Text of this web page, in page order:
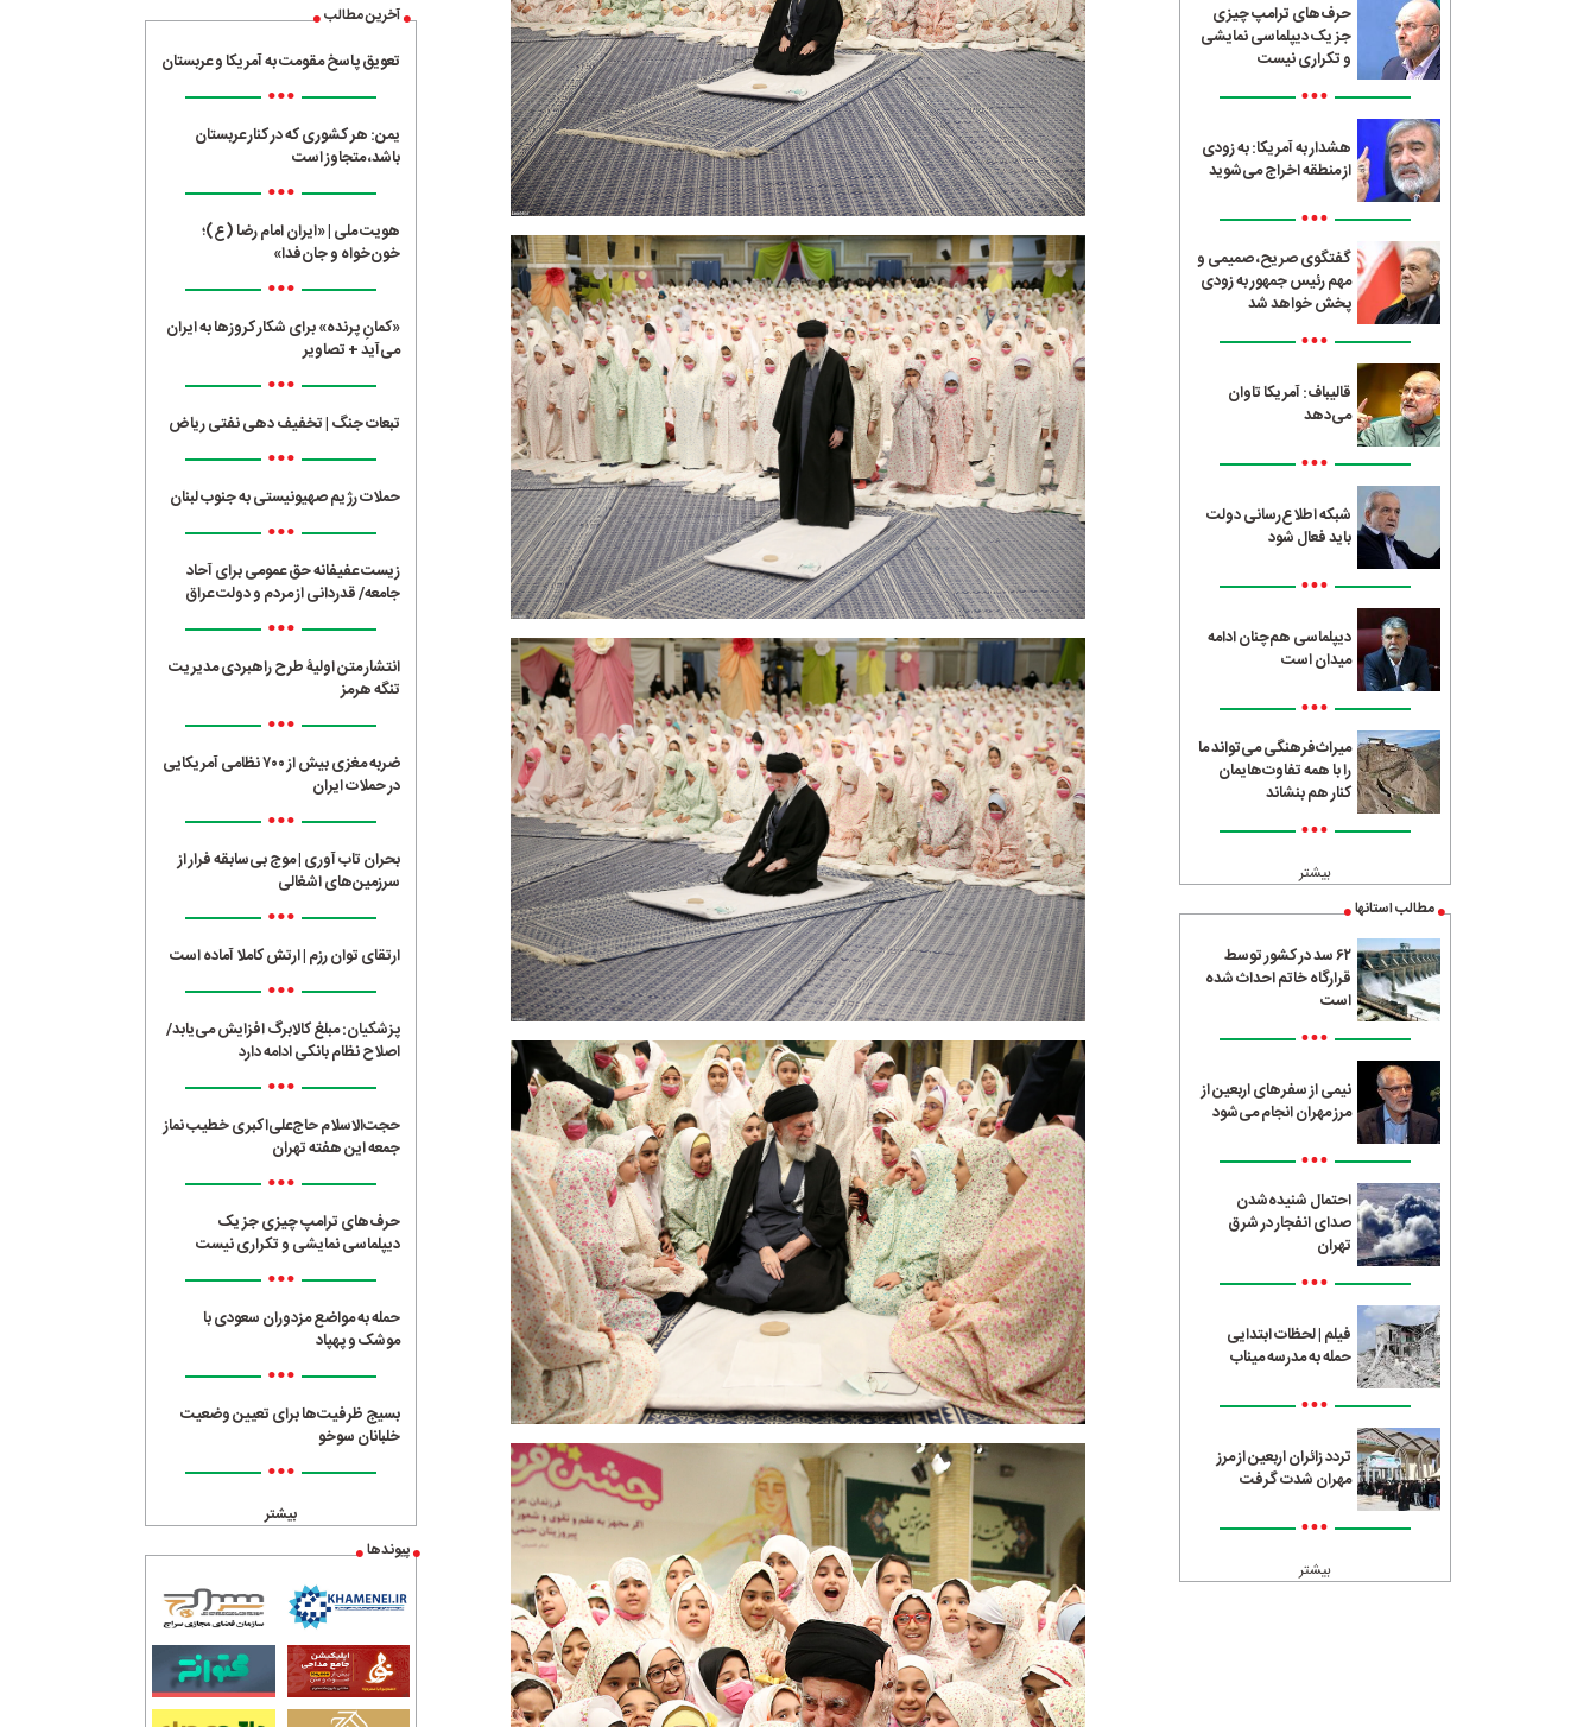
حرف‌های ترامپ چیزی
جز یک دیپلماسی نمایشی
و تکراری نیست
•••
هشدار به آمریکا: به زودی
از منطقه اخراج می‌شوید
•••
گفتگوی صریح، صمیمی و
مهم رئیس جمهور به زودی
پخش خواهد شد
•••
قالیباف: آمریکا تاوان
می‌دهد
•••
شبکه اطلاع‌رسانی دولت
باید فعال شود
•••
دیپلماسی هم‌چنان ادامه
میدان است
•••
میراث‌فرهنگی می‌تواند ما
را با همه تفاوت‌هایمان
کنار هم بنشاند
•••
بیشتر
مطالب استانها
۶۲ سد در کشور توسط
قرارگاه خاتم احداث شده
است
•••
نیمی از سفرهای اربعین از
مرز مهران انجام می‌شود
•••
احتمال شنیده‌شدن
صدای انفجار در شرق
تهران
•••
فیلم | لحظات ابتدایی
حمله به مدرسه میناب
•••
تردد زائران اربعین از مرز
مهران شدت گرفت
•••
بیشتر
آخرین مطالب
تعویق پاسخ مقومت به آمریکا و عربستان
•••
یمن: هر کشوری که در کنار عربستان
باشد، متجاوز است
•••
هویت ملی | «ایران امام رضا (ع)؛
خون‌خواه و جان‌فدا»
•••
«کمانِ پرنده» برای شکار کروزها به ایران
می‌آید + تصاویر
•••
تبعات جنگ | تخفیف دهی نفتی ریاض
•••
حملات رژیم صهیونیستی به جنوب لبنان
•••
زیست عفیفانه حق عمومی برای آحاد
جامعه/ قدردانی از مردم و دولت عراق
•••
انتشار متن اولیۀ طرح راهبردی مدیریت
تنگه هرمز
•••
ضربه مغزی بیش از ۷۰۰ نظامی آمریکایی
در حملات ایران
•••
بحران تاب آوری | موج بی‌سابقه فرار از
سرزمین‌های اشغالی
•••
ارتقای توان رزم | ارتش کاملا آماده است
•••
پزشکیان: مبلغ کالابرگ افزایش می‌یابد/
اصلاح نظام بانکی ادامه دارد
•••
حجت‌الاسلام حاج‌علی‌اکبری خطیب نماز
جمعه این هفته تهران
•••
حرف‌های ترامپ چیزی جز یک
دیپلماسی نمایشی و تکراری نیست
•••
حمله به مواضع مزدوران سعودی با
موشک و پهپاد
•••
بسیج ظرفیت‌ها برای تعیین وضعیت
خلبانان سوخو
•••
بیشتر
پیوندها